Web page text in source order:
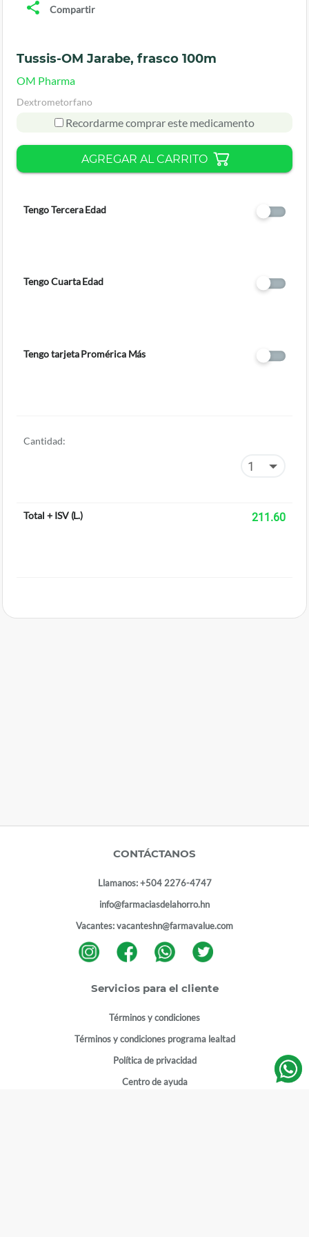
Compartir
Tussis-OM Jarabe, frasco 100m
OM Pharma
Dextrometorfano
Recordarme comprar este medicamento
AGREGAR AL CARRITO
Tengo Tercera Edad
Tengo Cuarta Edad
Tengo tarjeta Promérica Más
Cantidad:
Total + ISV(L.) 211.60
CONTÁCTANOS
Llamanos:+504 2276-4747
info@farmaciasdelahorro.hn
Vacantes:vacanteshn@farmavalue.com
Servicios para el cliente
Términos y condiciones
Términos y condiciones programa lealtad
Política de privacidad
Centro de ayuda